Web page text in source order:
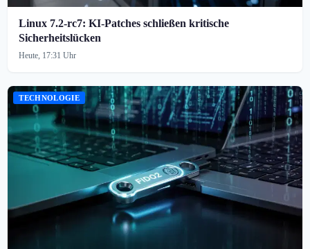
Linux 7.2-rc7: KI-Patches schließen kritische
Sicherheitslücken
Heute, 17:31 Uhr
TECHNOLOGIE